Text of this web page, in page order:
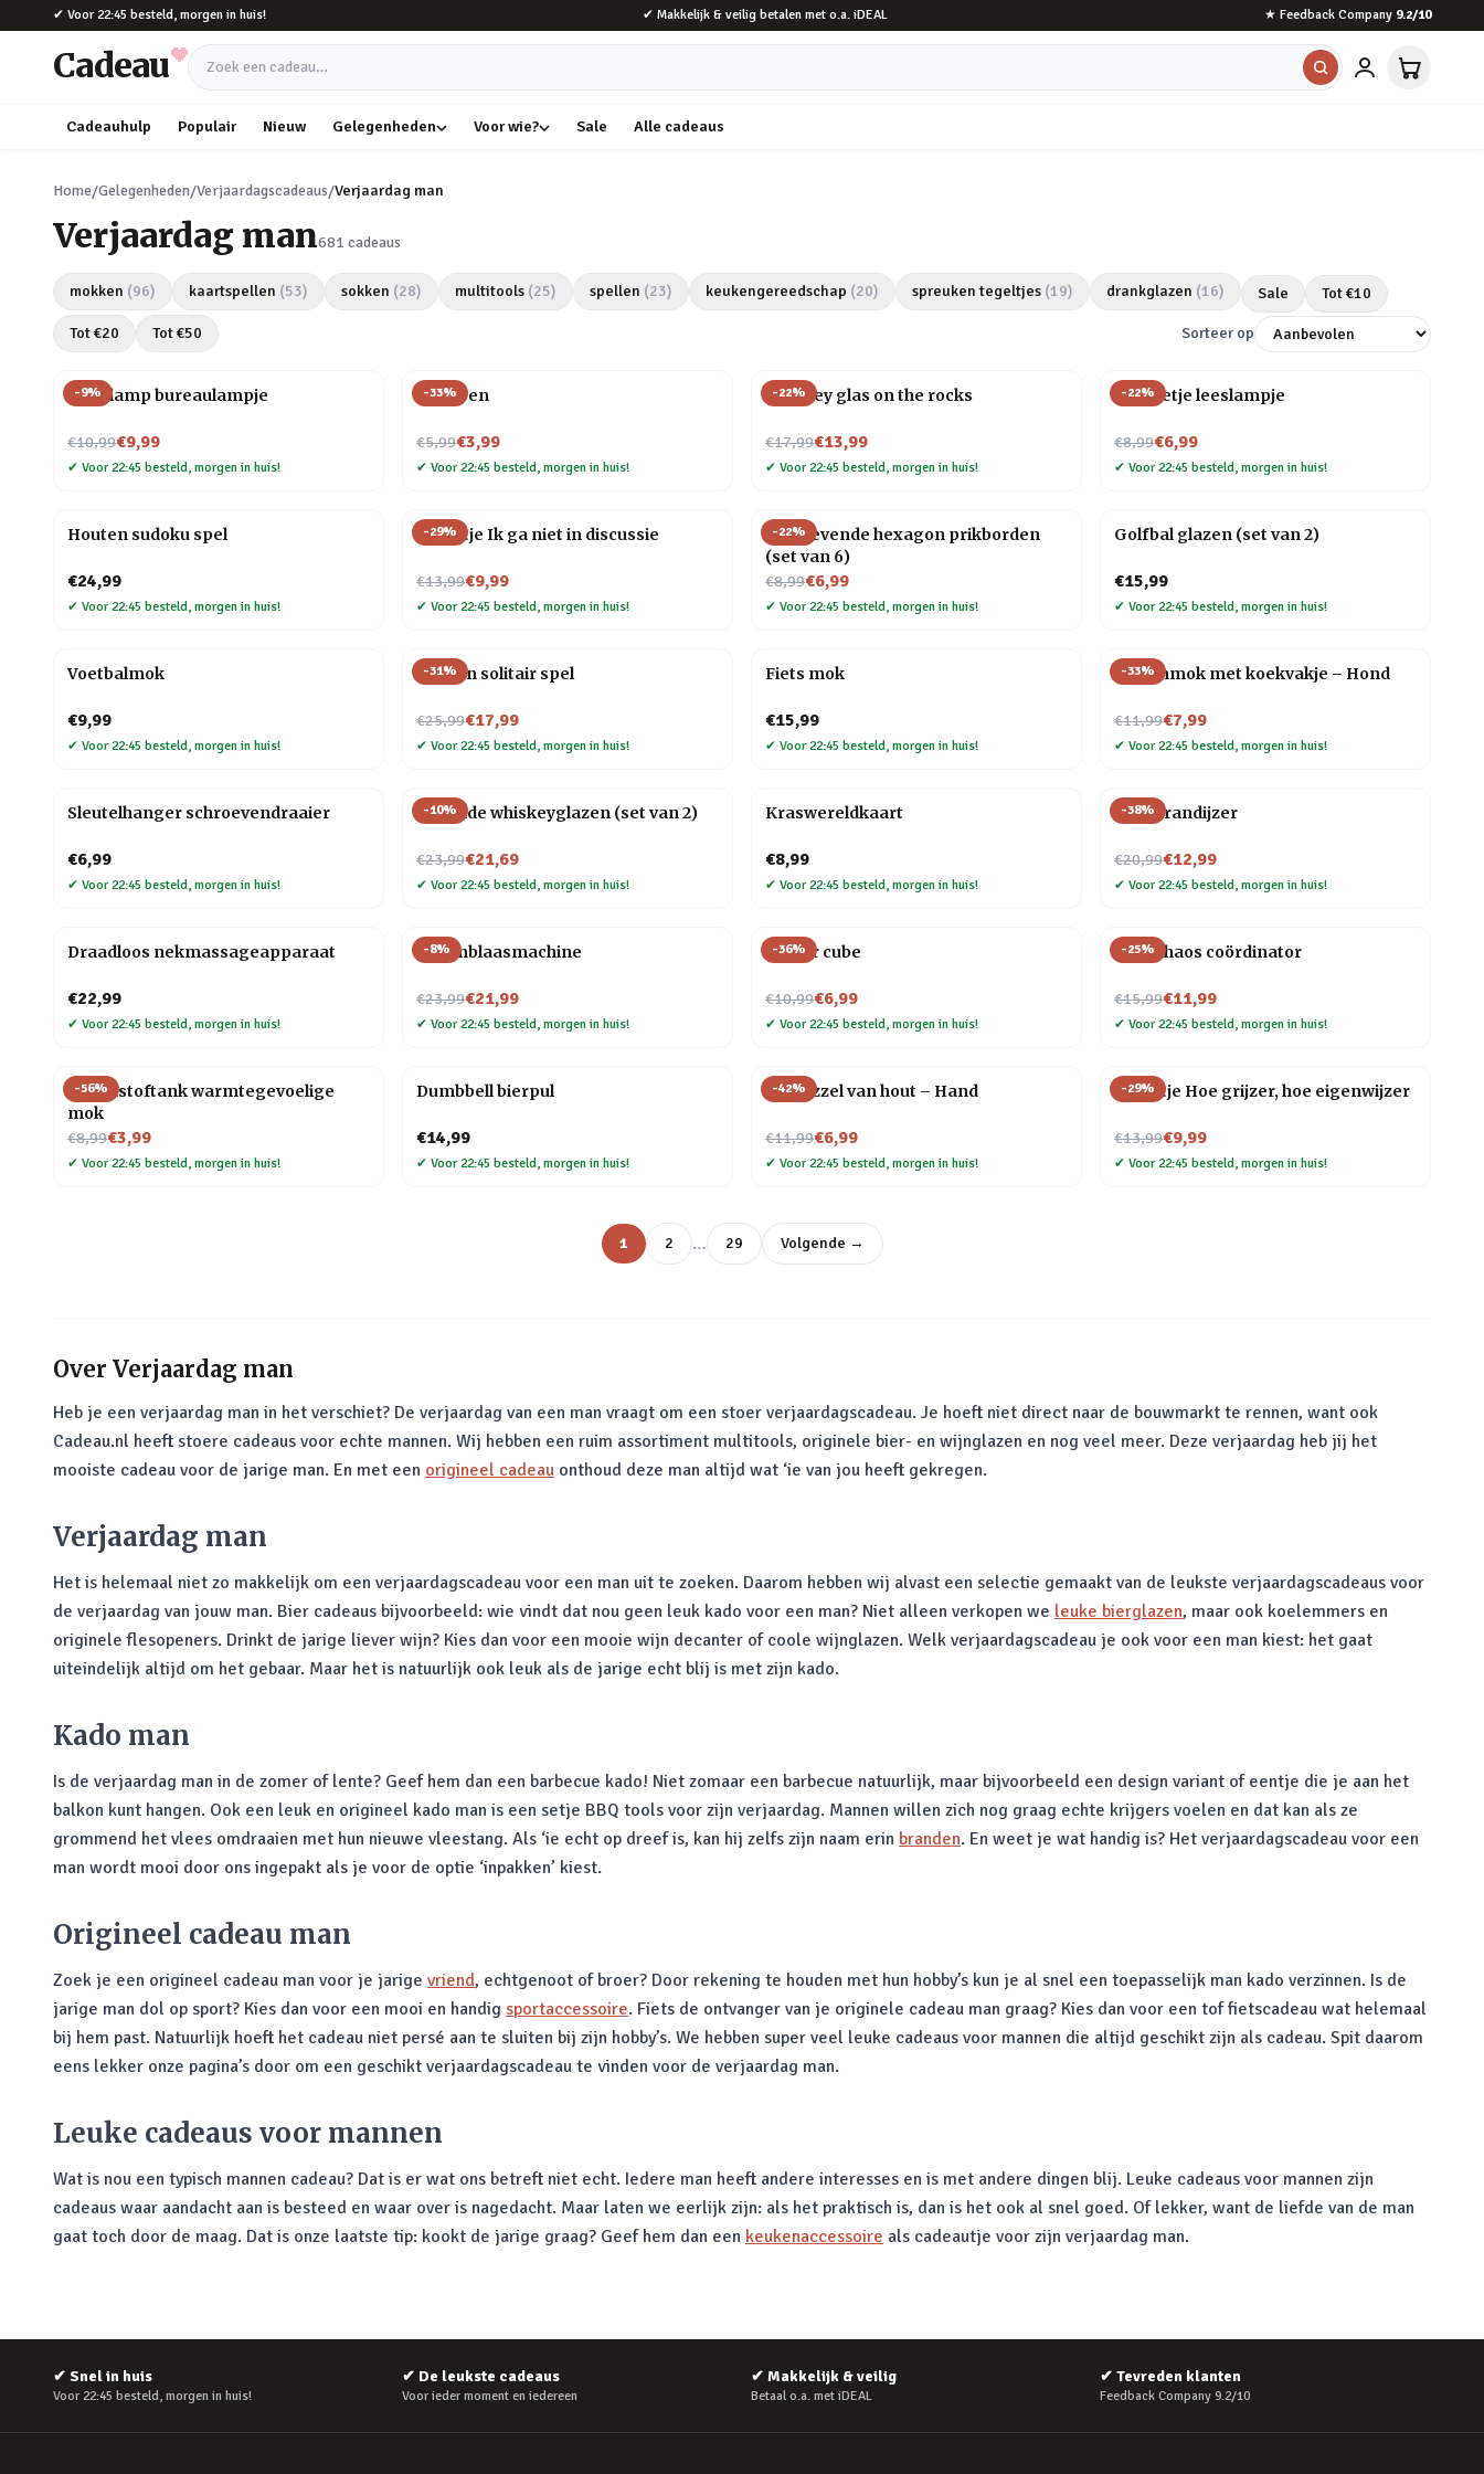
Naar hoofdinhoud
✔ Voor 22:45 besteld, morgen in huis! ✔ Makkelijk & veilig betalen met o.a. iDEAL ★ Feedback Company 9.2/10
Cadeau Zoek een cadeau
Cadeauhulp Populair Nieuw Gelegenheden Voor wie? Sale Alle cadeaus
Home/Gelegenheden/Verjaardagscadeaus/Verjaardag man
Verjaardag man681 cadeaus
mokken (96) kaartspellen (53) sokken (28) multitools (25) spellen (23) keukengereedschap (20) spreuken tegeltjes (19) drankglazen (16) Sale Tot €10
Tot €20 Tot €50 Sorteer op
-9%
Gloeilamp bureaulampje
€10,99
Nu voor€9,99
✔ Voor 22:45 besteld, morgen in huis!
-33%
Veer pen
€5,99
Nu voor€3,99
✔ Voor 22:45 besteld, morgen in huis!
-22%
Whiskey glas on the rocks
€17,99
Nu voor€13,99
✔ Voor 22:45 besteld, morgen in huis!
-22%
Mannetje leeslampje
€8,99
Nu voor€6,99
✔ Voor 22:45 besteld, morgen in huis!
Houten sudoku spel
€24,99
✔ Voor 22:45 besteld, morgen in huis!
-29%
Tegeltje Ik ga niet in discussie
€13,99
Nu voor€9,99
✔ Voor 22:45 besteld, morgen in huis!
-22%
Zelfklevende hexagon prikborden
(set van 6)
€8,99
Nu voor€6,99
✔ Voor 22:45 besteld, morgen in huis!
Golfbal glazen (set van 2)
€15,99
✔ Voor 22:45 besteld, morgen in huis!
Voetbalmok
€9,99
✔ Voor 22:45 besteld, morgen in huis!
-31%
Houten solitair spel
€25,99
Nu voor€17,99
✔ Voor 22:45 besteld, morgen in huis!
Fiets mok
€15,99
✔ Voor 22:45 besteld, morgen in huis!
-33%
Dierenmok met koekvakje – Hond
€11,99
Nu voor€7,99
✔ Voor 22:45 besteld, morgen in huis!
Sleutelhanger schroevendraaier
€6,99
✔ Voor 22:45 besteld, morgen in huis!
-10%
Rollende whiskeyglazen (set van 2)
€23,99
Nu voor€21,69
✔ Voor 22:45 besteld, morgen in huis!
Kraswereldkaart
€8,99
✔ Voor 22:45 besteld, morgen in huis!
-38%
BBQ brandijzer
€20,99
Nu voor€12,99
✔ Voor 22:45 besteld, morgen in huis!
Draadloos nekmassageapparaat
€22,99
✔ Voor 22:45 besteld, morgen in huis!
-8%
Bellenblaasmachine
€23,99
Nu voor€21,99
✔ Voor 22:45 besteld, morgen in huis!
-36%
Finger cube
€10,99
Nu voor€6,99
✔ Voor 22:45 besteld, morgen in huis!
-25%
Mok Chaos coördinator
€15,99
Nu voor€11,99
✔ Voor 22:45 besteld, morgen in huis!
-56%
Brandstoftank warmtegevoelige
mok
€8,99
Nu voor€3,99
✔ Voor 22:45 besteld, morgen in huis!
Dumbbell bierpul
€14,99
✔ Voor 22:45 besteld, morgen in huis!
-42%
3D puzzel van hout – Hand
€11,99
Nu voor€6,99
✔ Voor 22:45 besteld, morgen in huis!
-29%
Tegeltje Hoe grijzer, hoe eigenwijzer
€13,99
Nu voor€9,99
✔ Voor 22:45 besteld, morgen in huis!
1 2 … 29 Volgende →
Over Verjaardag man
Heb je een verjaardag man in het verschiet? De verjaardag van een man vraagt om een stoer verjaardagscadeau. Je hoeft niet direct naar de bouwmarkt te rennen, want ook
Cadeau.nl heeft stoere cadeaus voor echte mannen. Wij hebben een ruim assortiment multitools, originele bier- en wijnglazen en nog veel meer. Deze verjaardag heb jij het
mooiste cadeau voor de jarige man. En met een origineel cadeau onthoud deze man altijd wat ‘ie van jou heeft gekregen.
Verjaardag man
Het is helemaal niet zo makkelijk om een verjaardagscadeau voor een man uit te zoeken. Daarom hebben wij alvast een selectie gemaakt van de leukste verjaardagscadeaus voor
de verjaardag van jouw man. Bier cadeaus bijvoorbeeld: wie vindt dat nou geen leuk kado voor een man? Niet alleen verkopen we leuke bierglazen, maar ook koelemmers en
originele flesopeners. Drinkt de jarige liever wijn? Kies dan voor een mooie wijn decanter of coole wijnglazen. Welk verjaardagscadeau je ook voor een man kiest: het gaat
uiteindelijk altijd om het gebaar. Maar het is natuurlijk ook leuk als de jarige echt blij is met zijn kado.
Kado man
Is de verjaardag man in de zomer of lente? Geef hem dan een barbecue kado! Niet zomaar een barbecue natuurlijk, maar bijvoorbeeld een design variant of eentje die je aan het
balkon kunt hangen. Ook een leuk en origineel kado man is een setje BBQ tools voor zijn verjaardag. Mannen willen zich nog graag echte krijgers voelen en dat kan als ze
grommend het vlees omdraaien met hun nieuwe vleestang. Als ‘ie echt op dreef is, kan hij zelfs zijn naam erin branden. En weet je wat handig is? Het verjaardagscadeau voor een
man wordt mooi door ons ingepakt als je voor de optie ‘inpakken’ kiest.
Origineel cadeau man
Zoek je een origineel cadeau man voor je jarige vriend, echtgenoot of broer? Door rekening te houden met hun hobby’s kun je al snel een toepasselijk man kado verzinnen. Is de
jarige man dol op sport? Kies dan voor een mooi en handig sportaccessoire. Fiets de ontvanger van je originele cadeau man graag? Kies dan voor een tof fietscadeau wat helemaal
bij hem past. Natuurlijk hoeft het cadeau niet persé aan te sluiten bij zijn hobby’s. We hebben super veel leuke cadeaus voor mannen die altijd geschikt zijn als cadeau. Spit daarom
eens lekker onze pagina’s door om een geschikt verjaardagscadeau te vinden voor de verjaardag man.
Leuke cadeaus voor mannen
Wat is nou een typisch mannen cadeau? Dat is er wat ons betreft niet echt. Iedere man heeft andere interesses en is met andere dingen blij. Leuke cadeaus voor mannen zijn
cadeaus waar aandacht aan is besteed en waar over is nagedacht. Maar laten we eerlijk zijn: als het praktisch is, dan is het ook al snel goed. Of lekker, want de liefde van de man
gaat toch door de maag. Dat is onze laatste tip: kookt de jarige graag? Geef hem dan een keukenaccessoire als cadeautje voor zijn verjaardag man.
✔ Snel in huis
Voor 22:45 besteld, morgen in huis!
✔ De leukste cadeaus
Voor ieder moment en iedereen
✔ Makkelijk & veilig
Betaal o.a. met iDEAL
✔ Tevreden klanten
Feedback Company 9.2/10